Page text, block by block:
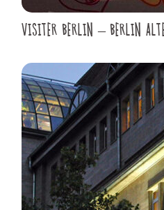
VISITER BERLIN – BERLIN